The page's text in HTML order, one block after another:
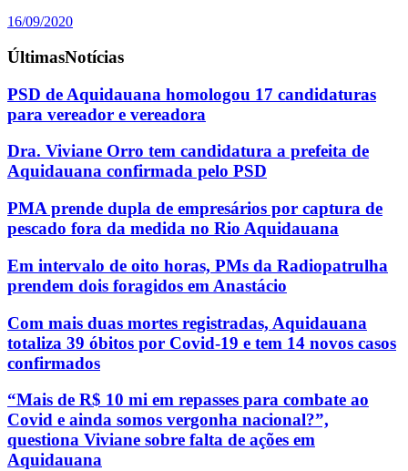
16/09/2020
ÚltimasNotícias
PSD de Aquidauana homologou 17 candidaturas
para vereador e vereadora
Dra. Viviane Orro tem candidatura a prefeita de
Aquidauana confirmada pelo PSD
PMA prende dupla de empresários por captura de
pescado fora da medida no Rio Aquidauana
Em intervalo de oito horas, PMs da Radiopatrulha
prendem dois foragidos em Anastácio
Com mais duas mortes registradas, Aquidauana
totaliza 39 óbitos por Covid-19 e tem 14 novos casos
confirmados
“Mais de R$ 10 mi em repasses para combate ao
Covid e ainda somos vergonha nacional?”,
questiona Viviane sobre falta de ações em
Aquidauana